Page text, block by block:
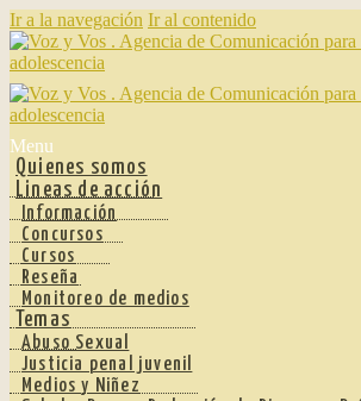
Ir a la navegación Ir al contenido
Menu
Quienes somos
Lineas de acción
Información
Concursos
Cursos
Reseña
Monitoreo de medios
Temas
Abuso Sexual
Justicia penal juvenil
Medios y Niñez